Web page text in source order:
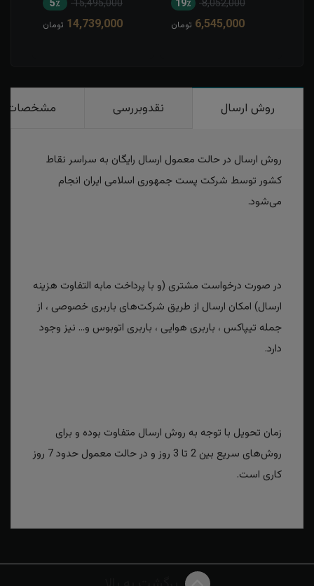
8,052,000 19٪
6,545,000 تومان
15,495,000 5٪
14,739,000 تومان
روش ارسال نقدوبررسی مشخصات
روش ارسال در حالت معمول ارسال رایگان به سراسر نقاط
کشور توسط شرکت پست جمهوری اسلامی ایران انجام
می‌شود.
در صورت درخواست مشتری (و با پرداخت مابه التفاوت هزینه
ارسال) امکان ارسال از طریق شرکت‌های باربری خصوصی ، از
جمله تیپاکس ، باربری هوایی ، باربری اتوبوس و... نیز وجود
دارد.
زمان تحویل با توجه به روش ارسال متفاوت بوده و برای
روش‌های سریع بین 2 تا 3 روز و در حالت معمول حدود 7 روز
کاری است.